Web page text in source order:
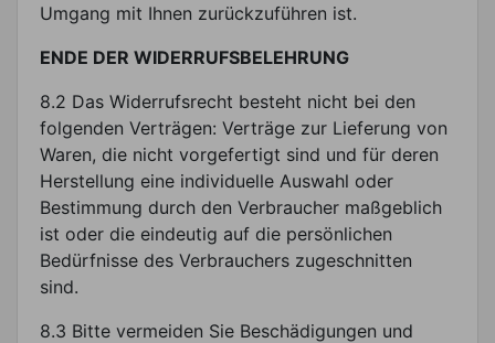
Umgang mit Ihnen zurückzuführen ist.
ENDE DER WIDERRUFSBELEHRUNG
8.2 Das Widerrufsrecht besteht nicht bei den
folgenden Verträgen: Verträge zur Lieferung von
Waren, die nicht vorgefertigt sind und für deren
Herstellung eine individuelle Auswahl oder
Bestimmung durch den Verbraucher maßgeblich
ist oder die eindeutig auf die persönlichen
Bedürfnisse des Verbrauchers zugeschnitten
sind.
8.3 Bitte vermeiden Sie Beschädigungen und